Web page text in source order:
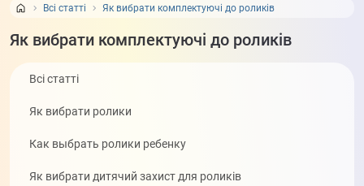
Всі статті Як вибрати комплектуючі до роликів
Як вибрати комплектуючі до роликів
Всі статті
Як вибрати ролики
Как выбрать ролики ребенку
Як вибрати дитячий захист для роликів